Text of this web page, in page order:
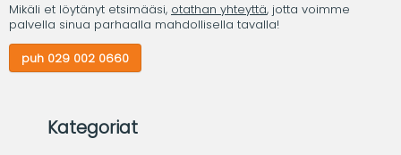
Mikäli et löytänyt etsimääsi, otathan yhteyttä, jotta voimme
palvella sinua parhaalla mahdollisella tavalla!
puh 029 002 0660
Kategoriat